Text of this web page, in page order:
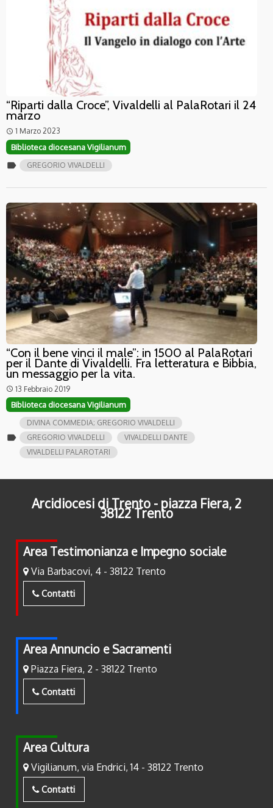
“Riparti dalla Croce”, Vivaldelli al PalaRotari il 24
marzo
access_time 1 Marzo 2023
Biblioteca diocesana Vigilianum
label GREGORIO VIVALDELLI
“Con il bene vinci il male”: in 1500 al PalaRotari
per il Dante di Vivaldelli. Fra letteratura e Bibbia,
un messaggio per la vita.
access_time 13 Febbraio 2019
Biblioteca diocesana Vigilianum
label
DIVINA COMMEDIA; GREGORIO VIVALDELLI
GREGORIO VIVALDELLI
VIVALDELLI DANTE
VIVALDELLI PALAROTARI
Arcidiocesi di Trento - piazza Fiera, 2
38122 Trento
Area Testimonianza e Impegno sociale
Via Barbacovi, 4 - 38122 Trento
Contatti
Area Annuncio e Sacramenti
Piazza Fiera, 2 - 38122 Trento
Contatti
Area Cultura
Vigilianum, via Endrici, 14 - 38122 Trento
Contatti